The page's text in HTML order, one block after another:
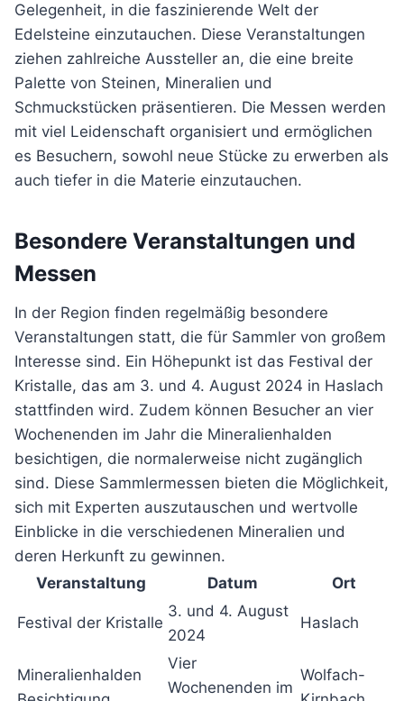
Gelegenheit, in die faszinierende Welt der
Edelsteine einzutauchen. Diese Veranstaltungen
ziehen zahlreiche Aussteller an, die eine breite
Palette von Steinen, Mineralien und
Schmuckstücken präsentieren. Die Messen werden
mit viel Leidenschaft organisiert und ermöglichen
es Besuchern, sowohl neue Stücke zu erwerben als
auch tiefer in die Materie einzutauchen.
Besondere Veranstaltungen und
Messen
In der Region finden regelmäßig besondere
Veranstaltungen statt, die für Sammler von großem
Interesse sind. Ein Höhepunkt ist das Festival der
Kristalle, das am 3. und 4. August 2024 in Haslach
stattfinden wird. Zudem können Besucher an vier
Wochenenden im Jahr die Mineralienhalden
besichtigen, die normalerweise nicht zugänglich
sind. Diese Sammlermessen bieten die Möglichkeit,
sich mit Experten auszutauschen und wertvolle
Einblicke in die verschiedenen Mineralien und
deren Herkunft zu gewinnen.
Veranstaltung
Datum Ort
Festival der Kristalle
3. und 4. August
2024
Haslach
Mineralienhalden
Vier
Wochenenden im
Wolfach-